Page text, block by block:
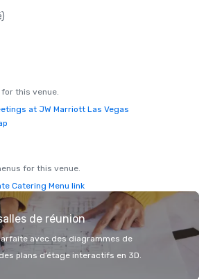
this venue.
at JW Marriott Las Vegas
for this venue.
Catering Menu link
de réunion
avec des diagrammes de
plans d’étage interactifs en 3D.